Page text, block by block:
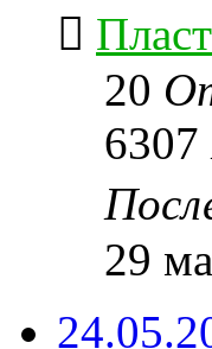
20
6307
29